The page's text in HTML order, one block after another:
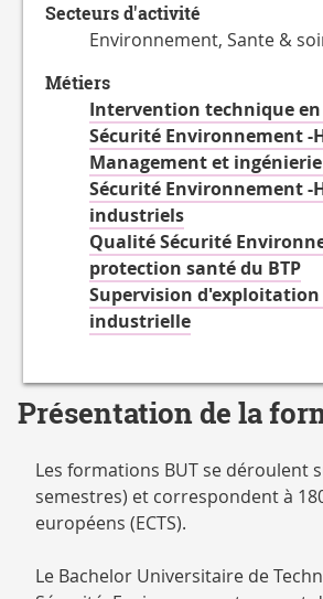
hebdomadaire
Secteurs d'activité
Environnement, Sante &
Métiers
Intervention technique en
Sécurité Environnement -
Management et
Sécurité Environnement -
industriels
Qualité Sécurité
protection santé du BTP
Supervision d'exploitation
industrielle
Présentation de la
Les formations BUT se déroulent
semestres) et correspondent à
européens (ECTS).
Le Bachelor Universitaire de